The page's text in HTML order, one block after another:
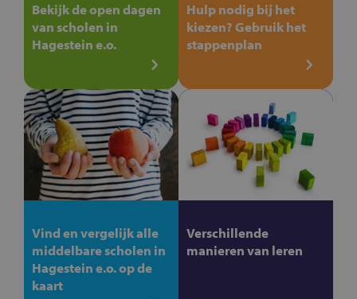
Bekijk de open dagen
van scholen in
Hagestein e.o.
Hulp nodig bij het
kiezen? Gebruik het
stappenplan
Vind en vergelijk alle
middelbare scholen in
Hagestein e.o. op de
kaart
Verschillende
manieren van leren